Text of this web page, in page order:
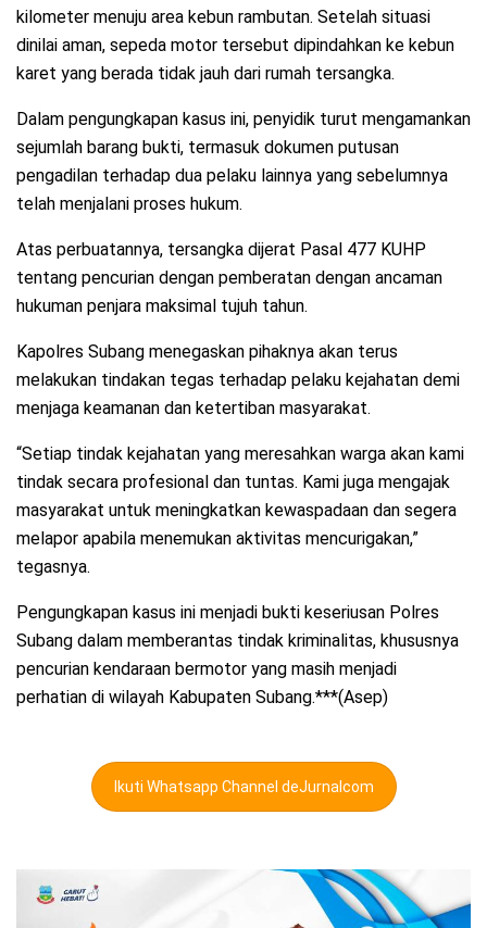
kilometer menuju area kebun rambutan. Setelah situasi
dinilai aman, sepeda motor tersebut dipindahkan ke kebun
karet yang berada tidak jauh dari rumah tersangka.
Dalam pengungkapan kasus ini, penyidik turut mengamankan
sejumlah barang bukti, termasuk dokumen putusan
pengadilan terhadap dua pelaku lainnya yang sebelumnya
telah menjalani proses hukum.
Atas perbuatannya, tersangka dijerat Pasal 477 KUHP
tentang pencurian dengan pemberatan dengan ancaman
hukuman penjara maksimal tujuh tahun.
Kapolres Subang menegaskan pihaknya akan terus
melakukan tindakan tegas terhadap pelaku kejahatan demi
menjaga keamanan dan ketertiban masyarakat.
“Setiap tindak kejahatan yang meresahkan warga akan kami
tindak secara profesional dan tuntas. Kami juga mengajak
masyarakat untuk meningkatkan kewaspadaan dan segera
melapor apabila menemukan aktivitas mencurigakan,”
tegasnya.
Pengungkapan kasus ini menjadi bukti keseriusan Polres
Subang dalam memberantas tindak kriminalitas, khususnya
pencurian kendaraan bermotor yang masih menjadi
perhatian di wilayah Kabupaten Subang.***(Asep)
Ikuti Whatsapp Channel deJurnalcom